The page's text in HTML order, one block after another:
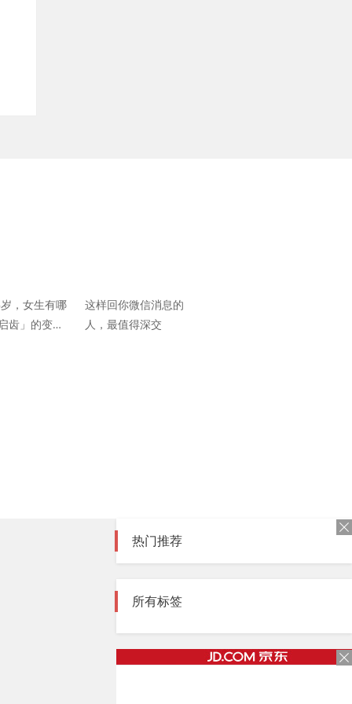
，女生有哪
齿」的变
这样回你微信消息的
人，最值得深交
热门推荐
所有标签